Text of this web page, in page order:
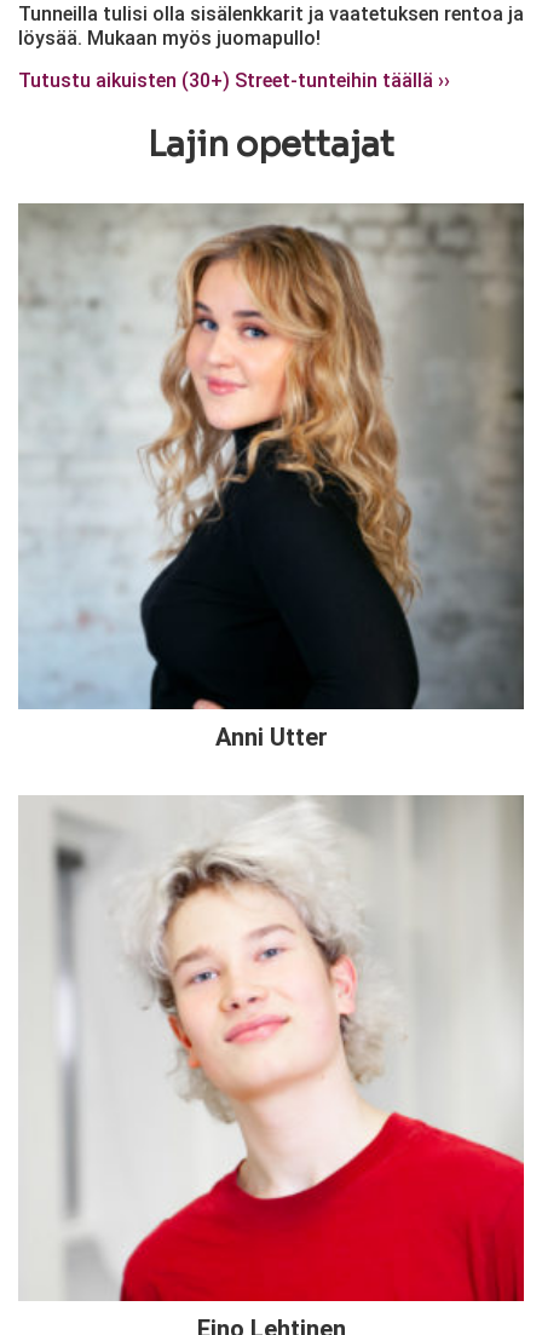
Tunneilla tulisi olla sisälenkkarit ja vaatetuksen rentoa ja
löysää. Mukaan myös juomapullo!
Tutustu aikuisten (30+) Street-tunteihin täällä ››
Lajin opettajat
Anni Utter
Eino Lehtinen